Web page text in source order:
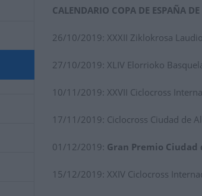
CALENDARIO COPA DE ESPAÑA
26/10/2019: XXXII Ziklokrosa Laudio
27/10/2019: XLIV Elorrioko
10/11/2019: XXVII Ciclocross
17/11/2019: Ciclocross Ciudad de
01/12/2019: Gran Premio Ciudad
15/12/2019: XXIV Ciclocross